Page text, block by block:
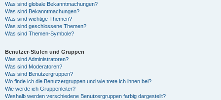
Was sind globale Bekanntmachungen?
Was sind Bekanntmachungen?
Was sind wichtige Themen?
Was sind geschlossene Themen?
Was sind Themen-Symbole?
Benutzer-Stufen und Gruppen
Was sind Administratoren?
Was sind Moderatoren?
Was sind Benutzergruppen?
Wo finde ich die Benutzergruppen und wie trete ich ihnen bei?
Wie werde ich Gruppenleiter?
Weshalb werden verschiedene Benutzergruppen farbig dargestellt?